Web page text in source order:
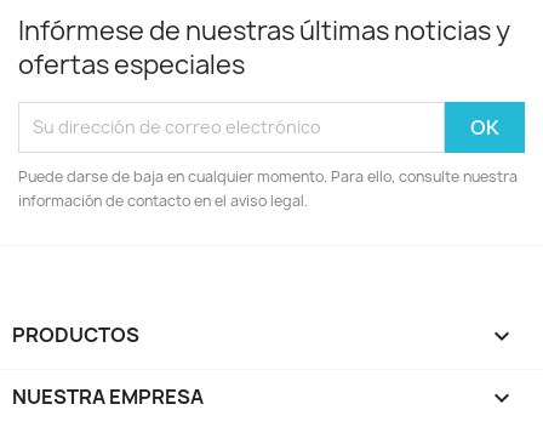
Infórmese de nuestras últimas noticias y
ofertas especiales
Puede darse de baja en cualquier momento. Para ello, consulte nuestra
información de contacto en el aviso legal.
PRODUCTOS 
NUESTRA EMPRESA 